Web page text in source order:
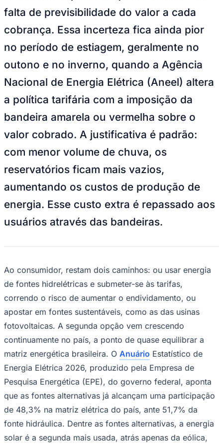
NFL
UFC
MLB
Atletismo
NBB
Competições de Futebol
Brasileirão Série A
Paulistão
Libertadores
Sul-Americana
Copa América
Champions League
Premier League
La Liga
Bundesliga
Mundial 2026
falta de previsibilidade do valor a cada
cobrança. Essa incerteza fica ainda pior
no período de estiagem, geralmente no
outono e no inverno, quando a Agência
Nacional de Energia Elétrica (Aneel) altera
a política tarifária com a imposição da
bandeira amarela ou vermelha sobre o
valor cobrado. A justificativa é padrão:
com menor volume de chuva, os
reservatórios ficam mais vazios,
aumentando os custos de produção de
energia. Esse custo extra é repassado aos
usuários através das bandeiras.
Ao consumidor, restam dois caminhos: ou usar energia
de fontes hidrelétricas e submeter-se às tarifas,
correndo o risco de aumentar o endividamento, ou
apostar em fontes sustentáveis, como as das usinas
fotovoltaicas. A segunda opção vem crescendo
continuamente no país, a ponto de quase equilibrar a
matriz energética brasileira. O Anuário Estatístico de
Energia Elétrica 2026, produzido pela Empresa de
Pesquisa Energética (EPE), do governo federal, aponta
que as fontes alternativas já alcançam uma participação
de 48,3% na matriz elétrica do país, ante 51,7% da
fonte hidráulica. Dentre as fontes alternativas, a energia
solar é a segunda mais usada, atrás apenas da eólica,